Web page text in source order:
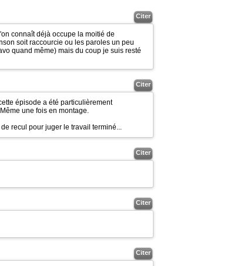
Citer
connaît déjà occupe la moitié de
soit raccourcie ou les paroles un peu
quand même) mais du coup je suis resté
Citer
épisode a été particulièrement
une fois en montage.
recul pour juger le travail terminé...
Citer
Citer
Citer